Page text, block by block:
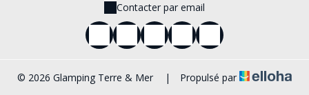
Contacter par email
© 2026 Glamping Terre & Mer | Propulsé par